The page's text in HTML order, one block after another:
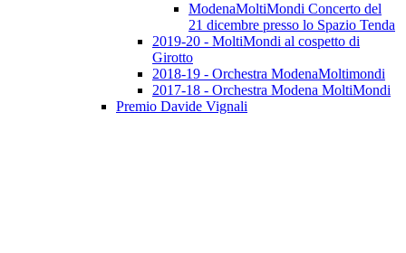
ModenaMoltiMondi Concerto del
21 dicembre presso lo Spazio Tenda
2019-20 - MoltiMondi al cospetto di
Girotto
2018-19 - Orchestra ModenaMoltimondi
2017-18 - Orchestra Modena MoltiMondi
Premio Davide Vignali